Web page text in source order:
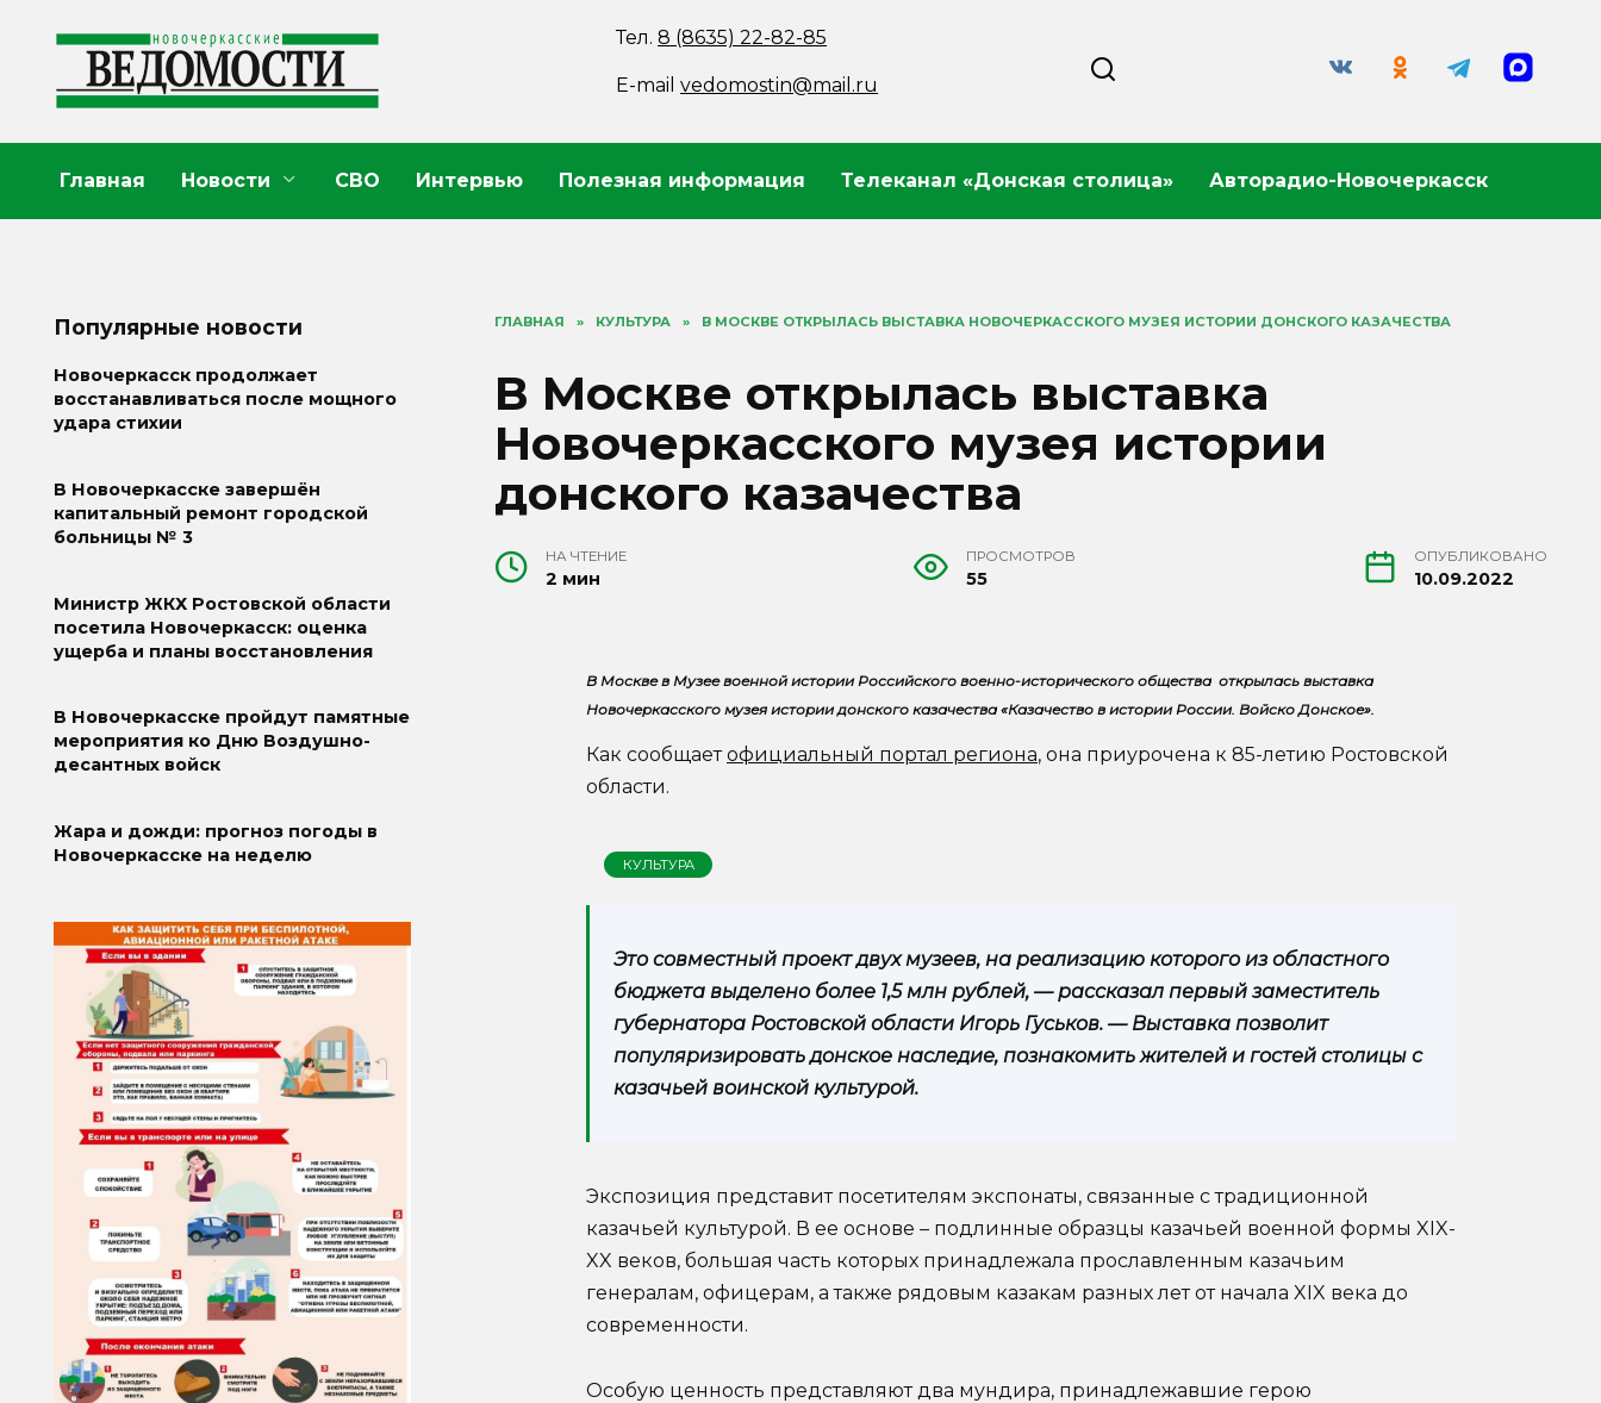
содержанию
Тел.8 (8635) 22-82-85
E-mailvedomostin@mail.ru
Главная Новости СВО Интервью Полезная информация Телеканал «Донская столица» Авторадио-Новочеркасск
ГЛАВНАЯ » КУЛЬТУРА » В МОСКВЕ ОТКРЫЛАСЬ ВЫСТАВКА НОВОЧЕРКАССКОГО МУЗЕЯ ИСТОРИИ ДОНСКОГО КАЗАЧЕСТВА
В Москве открылась выставка
Новочеркасского музея истории
донского казачества
НА ЧТЕНИЕ
2 мин
ПРОСМОТРОВ
55
ОПУБЛИКОВАНО
10.09.2022
В Москве в Музее военной истории Российского военно-исторического общества открылась выставка
Новочеркасского музея истории донского казачества «Казачество в истории России. Войско Донское».
Как сообщаетофициальный портал региона, она приурочена к 85-летию Ростовской
области.
КУЛЬТУРА
Это совместный проект двух музеев, на реализацию которого из областного
бюджета выделено более 1,5 млн рублей, — рассказал первый заместитель
губернатора Ростовской области Игорь Гуськов. — Выставка позволит
популяризировать донское наследие, познакомить жителей и гостей столицы с
казачьей воинской культурой.
Экспозиция представит посетителям экспонаты, связанные с традиционной
казачьей культурой. В ее основе – подлинные образцы казачьей военной формы XIX-
XX веков, большая часть которых принадлежала прославленным казачьим
генералам, офицерам, а также рядовым казакам разных лет от начала XIX века до
современности.
Особую ценность представляют два мундира, принадлежавшие герою
Популярные новости
Новочеркасск продолжает
восстанавливаться после мощного
удара стихии
В Новочеркасске завершён
капитальный ремонт городской
больницы № 3
Министр ЖКХ Ростовской области
посетила Новочеркасск: оценка
ущерба и планы восстановления
В Новочеркасске пройдут памятные
мероприятия ко Дню Воздушно-
десантных войск
Жара и дожди: прогноз погоды в
Новочеркасске на неделю